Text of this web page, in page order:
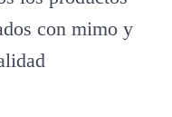
con mimo y